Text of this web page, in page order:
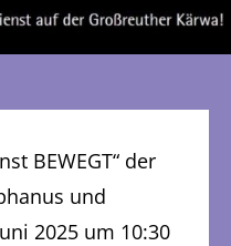
BEWEGT“ der
und
2025 um 10:30